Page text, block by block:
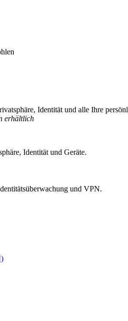
Identität und alle Ihre
erhältlich
Identität und Geräte.
und VPN.